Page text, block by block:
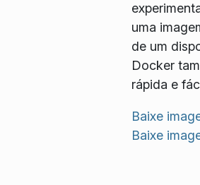
uma
de um
Docker
rápida e
Baixe
Baixe